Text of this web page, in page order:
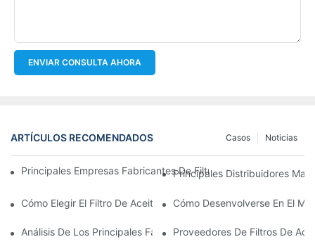
ENVIAR CONSULTA AHORA
ARTÍCULOS RECOMENDADOS Noticias
Casos
Principales Empresas Fabricantes De Filtros De Aceite: Una
Principales Distribuidores
Cómo Elegir El Filtro De Aceite Adecuado Para Su Modelo De
Cómo Desenvolverse En El
Análisis De Los Principales Fabricantes De Filtros De Aceite Y
Proveedores De Filtros De